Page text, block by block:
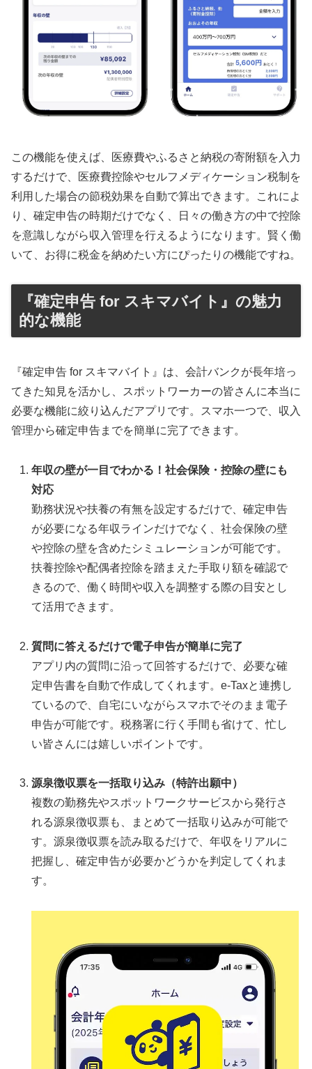
この機能を使えば、医療費やふるさと納税の寄附額を入力
するだけで、医療費控除やセルフメディケーション税制を
利用した場合の節税効果を自動で算出できます。これによ
り、確定申告の時期だけでなく、日々の働き方の中で控除
を意識しながら収入管理を行えるようになります。賢く働
いて、お得に税金を納めたい方にぴったりの機能ですね。
『確定申告 for スキマバイト』の魅力
的な機能
『確定申告 for スキマバイト』は、会計バンクが長年培っ
てきた知見を活かし、スポットワーカーの皆さんに本当に
必要な機能に絞り込んだアプリです。スマホ一つで、収入
管理から確定申告までを簡単に完了できます。
年収の壁が一目でわかる！社会保険・控除の壁にも
対応
勤務状況や扶養の有無を設定するだけで、確定申告
が必要になる年収ラインだけでなく、社会保険の壁
や控除の壁を含めたシミュレーションが可能です。
扶養控除や配偶者控除を踏まえた手取り額を確認で
きるので、働く時間や収入を調整する際の目安とし
て活用できます。
質問に答えるだけで電子申告が簡単に完了
アプリ内の質問に沿って回答するだけで、必要な確
定申告書を自動で作成してくれます。e-Taxと連携し
ているので、自宅にいながらスマホでそのまま電子
申告が可能です。税務署に行く手間も省けて、忙し
い皆さんには嬉しいポイントです。
源泉徴収票を一括取り込み（特許出願中）
複数の勤務先やスポットワークサービスから発行さ
れる源泉徴収票も、まとめて一括取り込みが可能で
す。源泉徴収票を読み取るだけで、年収をリアルに
把握し、確定申告が必要かどうかを判定してくれま
す。